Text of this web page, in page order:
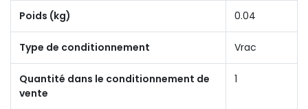
Poids (kg) 0.04
Type de conditionnement Vrac
Quantité dans le conditionnement de
vente
1